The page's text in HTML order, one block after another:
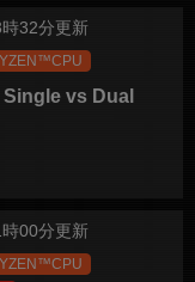
32分更新
vs Dual
00分更新